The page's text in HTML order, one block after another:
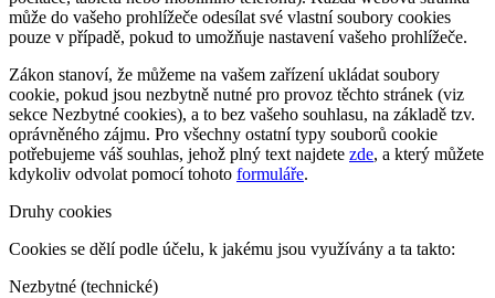
může do vašeho prohlížeče odesílat své vlastní soubory cookies
pouze v případě, pokud to umožňuje nastavení vašeho prohlížeče.
Zákon stanoví, že můžeme na vašem zařízení ukládat soubory
cookie, pokud jsou nezbytně nutné pro provoz těchto stránek (viz
sekce Nezbytné cookies), a to bez vašeho souhlasu, na základě tzv.
oprávněného zájmu. Pro všechny ostatní typy souborů cookie
potřebujeme váš souhlas, jehož plný text najdete zde, a který můžete
kdykoliv odvolat pomocí tohoto formuláře.
Druhy cookies
Cookies se dělí podle účelu, k jakému jsou využívány a ta takto:
Nezbytné (technické)